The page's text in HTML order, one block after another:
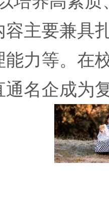
容主要兼具
力等。在
通名企成为